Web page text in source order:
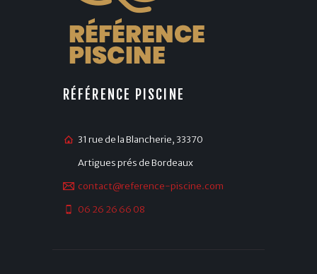
RÉFÉRENCE PISCINE
31 rue de la Blancherie, 33370
Artigues prés de Bordeaux
contact@reference-piscine.com
06 26 26 66 08